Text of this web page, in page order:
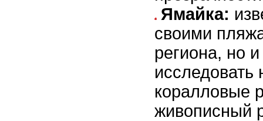
Ямайка:
своими
региона, но
исследовать
коралловые
живописный